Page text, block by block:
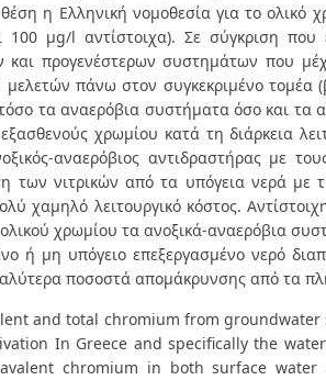
η Ελληνική νομοθεσία για το ολικό
μg/l αντίστοιχα). Σε σύγκριση που
και προγενέστερων συστημάτων που
πάνω στον συγκεκριμένο τομέα
τα αναερόβια συστήματα όσο και τα
εξασθενούς χρωμίου κατά τη διάρκεια
αναερόβιος αντιδραστήρας με
των νιτρικών από τα υπόγεια νερά με
χαμηλό λειτουργικό κόστος.
χρωμίου τα ανοξικά-αναερόβια
ή μη υπόγειο επεξεργασμένο νερό
ποσοστά απομάκρυνσης από τα
and total chromium from
In Greece and specifically the
chromium in both surface water